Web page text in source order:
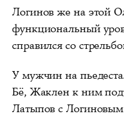
Логинов же на этой
функциональный
справился со
У мужчин на
Бё, Жаклен к ним
Латыпов с